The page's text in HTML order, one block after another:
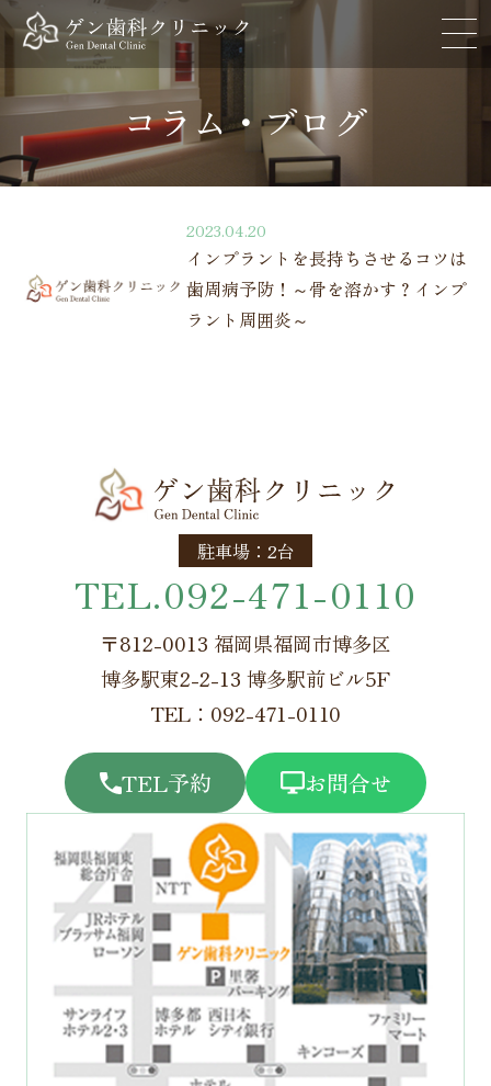
コラム・ブログ
2023.04.20
インプラントを長持ちさせるコツは
歯周病予防！～骨を溶かす？インプ
ラント周囲炎～
駐車場：2台
TEL.092-471-0110
〒812-0013 福岡県福岡市博多区
博多駅東2-2-13 博多駅前ビル5F
TEL：092-471-0110
TEL予約 お問合せ